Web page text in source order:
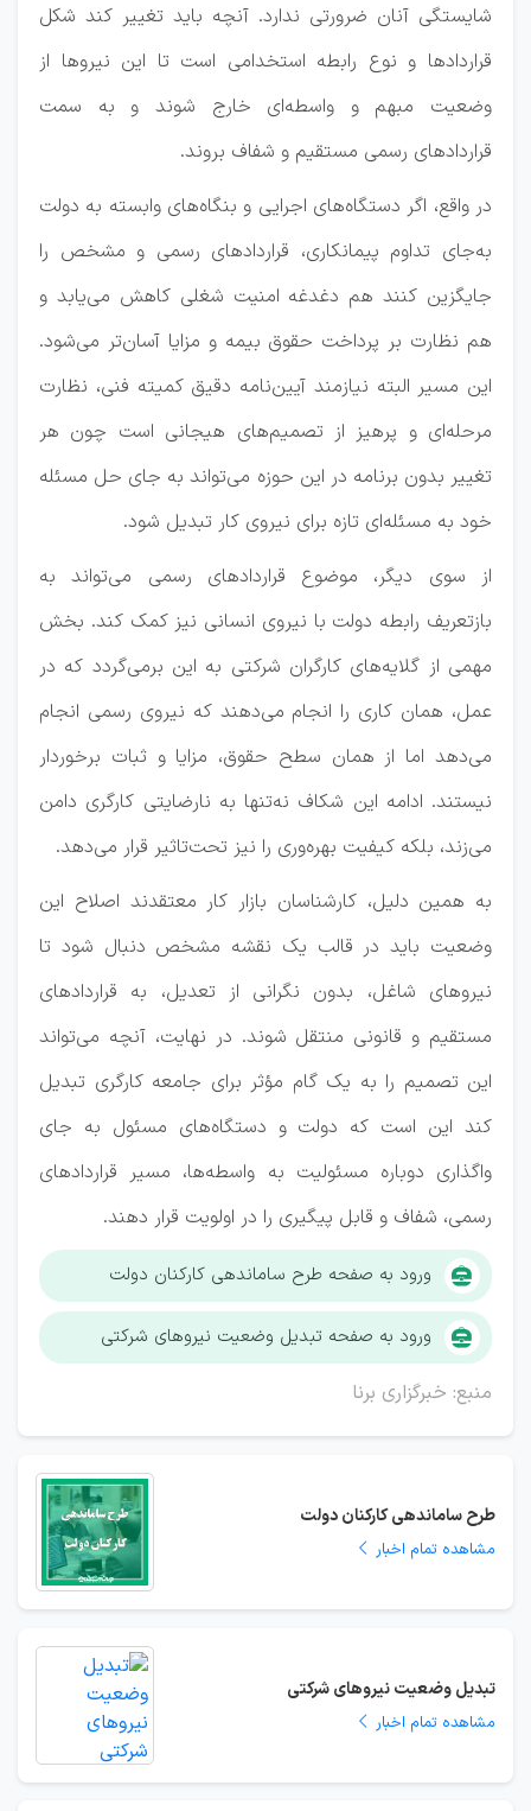
شایستگی آنان ضرورتی ندارد. آنچه باید تغییر کند شکل
قراردادها و نوع رابطه استخدامی است تا این نیروها از
وضعیت مبهم و واسطه‌ای خارج شوند و به سمت
قراردادهای رسمی مستقیم و شفاف بروند.
در واقع، اگر دستگاه‌های اجرایی و بنگاه‌های وابسته به دولت
به‌جای تداوم پیمانکاری، قراردادهای رسمی و مشخص را
جایگزین کنند هم دغدغه امنیت شغلی کاهش می‌یابد و
هم نظارت بر پرداخت حقوق بیمه و مزایا آسان‌تر می‌شود.
این مسیر البته نیازمند آیین‌نامه دقیق کمیته فنی، نظارت
مرحله‌ای و پرهیز از تصمیم‌های هیجانی است چون هر
تغییر بدون برنامه در این حوزه می‌تواند به جای حل مسئله
خود به مسئله‌ای تازه برای نیروی کار تبدیل شود.
از سوی دیگر، موضوع قراردادهای رسمی می‌تواند به
بازتعریف رابطه دولت با نیروی انسانی نیز کمک کند. بخش
مهمی از گلایه‌های کارگران شرکتی به این برمی‌گردد که در
عمل، همان کاری را انجام می‌دهند که نیروی رسمی انجام
می‌دهد اما از همان سطح حقوق، مزایا و ثبات برخوردار
نیستند. ادامه این شکاف نه‌تنها به نارضایتی کارگری دامن
می‌زند، بلکه کیفیت بهره‌وری را نیز تحت‌تاثیر قرار می‌دهد.
به همین دلیل، کارشناسان بازار کار معتقدند اصلاح این
وضعیت باید در قالب یک نقشه مشخص دنبال شود تا
نیروهای شاغل، بدون نگرانی از تعدیل، به قراردادهای
مستقیم و قانونی منتقل شوند. در نهایت، آنچه می‌تواند
این تصمیم را به یک گام مؤثر برای جامعه کارگری تبدیل
کند این است که دولت و دستگاه‌های مسئول به جای
واگذاری دوباره مسئولیت به واسطه‌ها، مسیر قراردادهای
رسمی، شفاف و قابل پیگیری را در اولویت قرار دهند.
ورود به صفحه طرح ساماندهی کارکنان دولت
ورود به صفحه تبدیل وضعیت نیروهای شرکتی
منبع: خبرگزاری برنا
طرح ساماندهی کارکنان دولت
مشاهده تمام اخبار
تبدیل وضعیت نیروهای شرکتی
مشاهده تمام اخبار